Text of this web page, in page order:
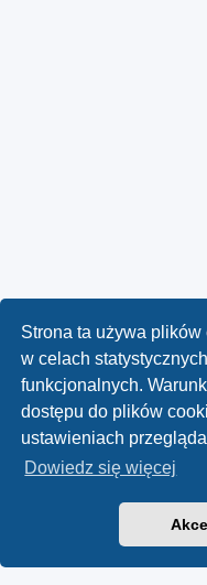
Strona ta używa
w celach
funkcjonalnych.
dostępu do plików
ustawieniach
Dowiedz się więcej